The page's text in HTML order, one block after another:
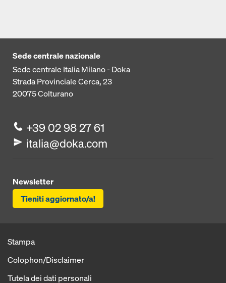
Sede centrale nazionale
Sede centrale Italia Milano - Doka
Strada Provinciale Cerca, 23
20075Colturano
+39 02 98 27 61
italia@doka.com
Newsletter
Tieniti aggiornato/a!
Stampa
Colophon/Disclaimer
Tutela dei dati personali